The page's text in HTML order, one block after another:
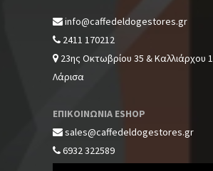
info@caffedeldogestores.gr
2411 170212
23ης Οκτωβρίου 35 & Καλλιάρχου 1
Λάρισα
ΕΠΙΚΟΙΝΩΝΙΑ ESHOP
sales@caffedeldogestores.gr
6932 322589